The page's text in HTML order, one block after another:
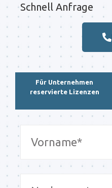
Schnell Anfrage
Für Unternehmen
reservierte Lizenzen